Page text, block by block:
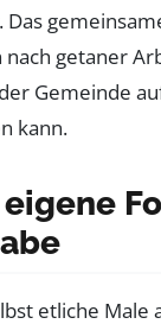
. Das
getaner
Gemeinde
kann.
etliche Male